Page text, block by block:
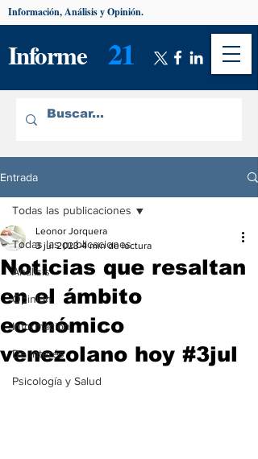
Informe 21
Información, Análisis y Opinión.
Entrada
Todas las publicaciones
Análisis
Opinión
Información
De interés
Psicología y Salud
Todas las publicaciones
Noticias que resaltan
en el ámbito
económico
venezolano hoy #3jul
Leonor Jorquera
3 jul 2023 4 min de lectura